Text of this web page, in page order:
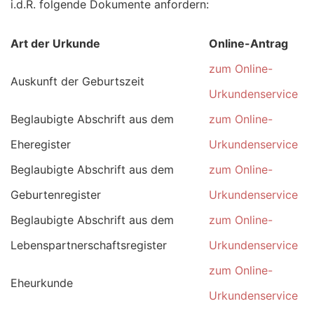
i.d.R. folgende Dokumente anfordern:
Art der Urkunde Online-Antrag
Auskunft der Geburtszeit
zum Online-
Urkundenservice
Beglaubigte Abschrift aus dem
Eheregister
zum Online-
Urkundenservice
Beglaubigte Abschrift aus dem
Geburtenregister
zum Online-
Urkundenservice
Beglaubigte Abschrift aus dem
Lebenspartnerschaftsregister
zum Online-
Urkundenservice
Eheurkunde
zum Online-
Urkundenservice